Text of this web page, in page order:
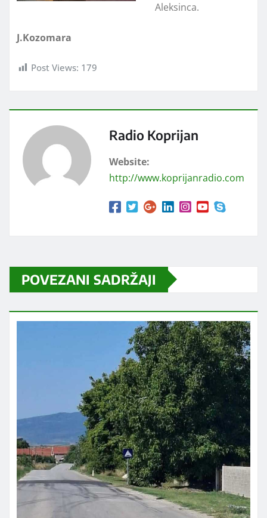
Aleksinca.
J.Kozomara
Post Views: 179
Radio Koprijan
Website:
http://www.koprijanradio.com
POVEZANI SADRŽAJI